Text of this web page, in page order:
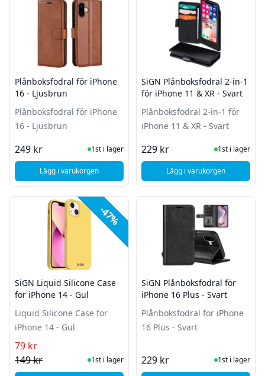
Plånboksfodral för iPhone
16 - Ljusbrun
Plånboksfodral för iPhone
16 - Ljusbrun
249 kr I Lager
1st i lager
Lägg i varukorgen, Plånboksfodral för iPhone 16 - Ljusbrun
SiGN Plånboksfodral 2-in-1
för iPhone 11 & XR - Svart
Plånboksfodral 2-in-1 för
iPhone 11 & XR - Svart
229 kr I Lager
1st i lager
Lägg i varukorgen
, SiGN
-47%
SiGN Liquid Silicone Case
for iPhone 14 - Gul
Liquid Silicone Case for
iPhone 14 - Gul
79 kr
149 kr
I Lager
1st i lager
SiGN Plånboksfodral för
iPhone 16 Plus - Svart
Plånboksfodral för iPhone
16 Plus - Svart
229 kr I Lager
1st i lager